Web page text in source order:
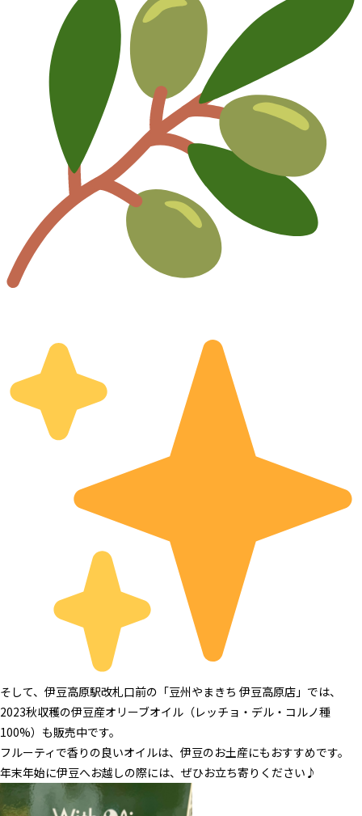
そして、伊豆高原駅改札口前の「豆州やまきち 伊豆高原店 」では、
2023秋収穫の伊豆産オリーブオイル（レッチョ・デル・コルノ種
100%）も販売中です。
フルーティで香りの良いオイルは、伊豆のお土産にもおすすめです。
年末年始に伊豆へお越しの際には、ぜひお立ち寄りください♪